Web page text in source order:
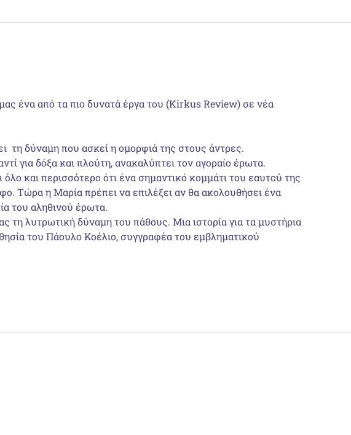
ένα από τα πιο δυνατά έργα του (Kirkus Review) σε νέα
τη δύναμη που ασκεί η ομορφιά της στους άντρες.
για δόξα και πλούτη, ανακαλύπτει τον αγοραίο έρωτα.
και περισσότερο ότι ένα σημαντικό κομμάτι του εαυτού της
Τώρα η Μαρία πρέπει να επιλέξει αν θα ακολουθήσει ένα
του αληθινού έρωτα.
τη λυτρωτική δύναμη του πάθους. Μια ιστορία για τα μυστήρια
του Πάουλο Κοέλιο, συγγραφέα του εμβληματικού